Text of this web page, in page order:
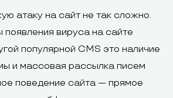
атаку на сайт не так сложно.
вируса на сайте
популярной CMS это наличие
и массовая рассылка писем
поведение сайта — прямое